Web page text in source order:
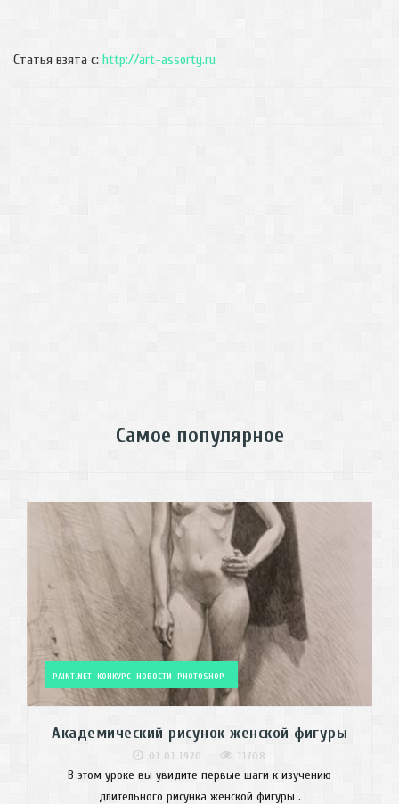
Статья взята с: http://art-assorty.ru
Самое популярное
PAINT.NET КОНКУРС НОВОСТИ PHOTOSHOP
Академический рисунок женской фигуры
01.01.1970 11708
В этом уроке вы увидите первые шаги к изучению
длительного рисунка женской фигуры .